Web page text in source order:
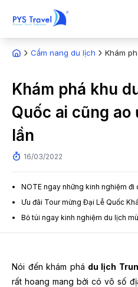
Cẩm nang du lịch Khám
Khám phá khu
Quốc ai cũng
lần
16/03/2022
NOTE ngay những kinh nghiệm đi
Ưu đãi Tour mừng Đại Lễ Quốc
Bỏ túi ngay kinh nghiệm du lịch
Nói đến khám phá du lịch
rất hoang mang bởi có vô số